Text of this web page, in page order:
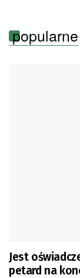
popularne
Jest
petard na